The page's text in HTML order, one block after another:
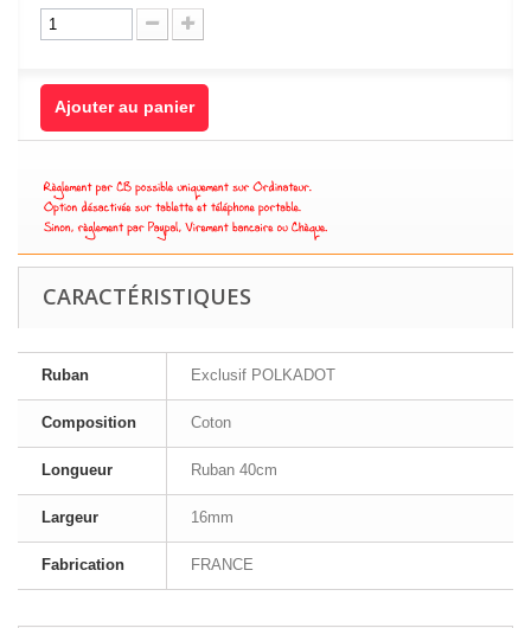
Ajouter au panier
CARACTÉRISTIQUES
Ruban Exclusif POLKADOT
Composition Coton
Longueur Ruban 40cm
Largeur 16mm
Fabrication FRANCE